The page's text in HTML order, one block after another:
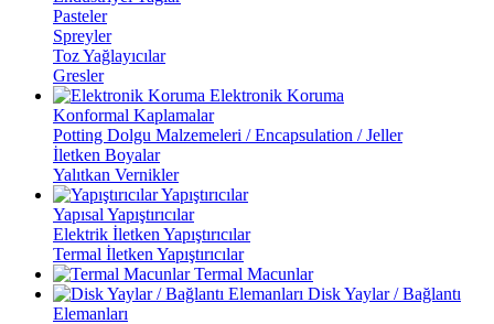
Pasteler
Spreyler
Toz Yağlayıcılar
Gresler
Elektronik Koruma
Konformal Kaplamalar
Potting Dolgu Malzemeleri / Encapsulation / Jeller
İletken Boyalar
Yalıtkan Vernikler
Yapıştırıcılar
Yapısal Yapıştırıcılar
Elektrik İletken Yapıştırıcılar
Termal İletken Yapıştırıcılar
Termal Macunlar
Disk Yaylar / Bağlantı
Elemanları